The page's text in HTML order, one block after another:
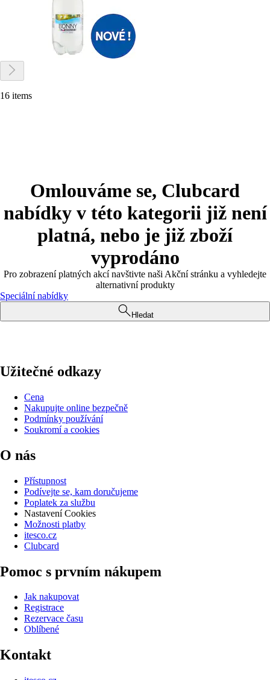
16 items
Omlouváme se, Clubcard
nabídky v této kategorii již není
platná, nebo je již zboží
vyprodáno
Pro zobrazení platných akcí navštivte naši Akční stránku a vyhledejte
alternativní produkty
Speciální nabídky
Hledat
Užitečné odkazy
Cena
Nakupujte online bezpečně
Podmínky používání
Soukromí a cookies
O nás
Přístupnost
Podívejte se, kam doručujeme
Poplatek za službu
Nastavení Cookies
Možnosti platby
itesco.cz
Clubcard
Pomoc s prvním nákupem
Jak nakupovat
Registrace
Rezervace času
Oblíbené
Kontakt